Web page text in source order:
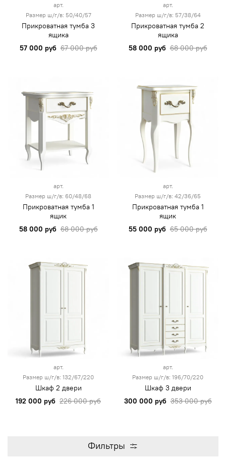
арт.
Размер ш/г/в: 50/40/57
Прикроватная тумба 3
ящика
57 000 руб 67 000 руб
арт.
Размер ш/г/в: 57/38/64
Прикроватная тумба 2
ящика
58 000 руб 68 000 руб
арт.
Размер ш/г/в: 60/48/68
Прикроватная тумба 1
ящик
58 000 руб 68 000 руб
арт.
Размер ш/г/в: 42/36/65
Прикроватная тумба 1
ящик
55 000 руб 65 000 руб
арт.
Размер ш/г/в: 132/67/220
Шкаф 2 двери
192 000 руб 226 000 руб
арт.
Размер ш/г/в: 196/70/220
Шкаф 3 двери
300 000 руб 353 000 руб
Фильтры